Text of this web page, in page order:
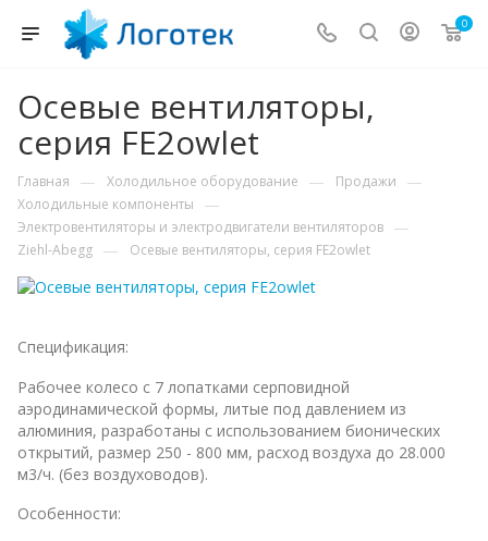
0
Осевые вентиляторы,
серия FE2owlet
Главная — Холодильное оборудование — Продажи —
Холодильные компоненты —
Электровентиляторы и электродвигатели вентиляторов —
Ziehl-Abegg — Осевые вентиляторы, серия FE2owlet
Спецификация:
Рабочее колесо с 7 лопатками серповидной
аэродинамической формы, литые под давлением из
алюминия, разработаны с использованием бионических
открытий, размер 250 - 800 мм, расход воздуха до 28.000
м3/ч. (без воздуховодов).
Особенности: